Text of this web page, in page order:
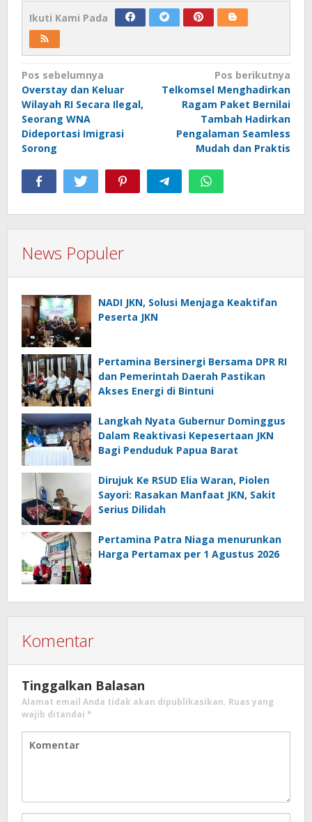
Ikuti Kami Pada
Navigasi
pos
Pos sebelumnya
Overstay dan Keluar
Wilayah RI Secara Ilegal,
Seorang WNA
Dideportasi Imigrasi
Sorong
Pos berikutnya
Telkomsel Menghadirkan
Ragam Paket Bernilai
Tambah Hadirkan
Pengalaman Seamless
Mudah dan Praktis
News Populer
NADI JKN, Solusi Menjaga Keaktifan
Peserta JKN
Pertamina Bersinergi Bersama DPR RI
dan Pemerintah Daerah Pastikan
Akses Energi di Bintuni
Langkah Nyata Gubernur Dominggus
Dalam Reaktivasi Kepesertaan JKN
Bagi Penduduk Papua Barat
Dirujuk Ke RSUD Elia Waran, Piolen
Sayori: Rasakan Manfaat JKN, Sakit
Serius Dilidah
Pertamina Patra Niaga menurunkan
Harga Pertamax per 1 Agustus 2026
Komentar
Tinggalkan Balasan
Alamat email Anda tidak akan dipublikasikan. Ruas yang
wajib ditandai *